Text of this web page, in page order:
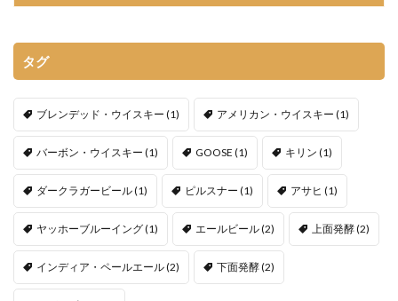
タグ
ブレンデッド・ウイスキー (1) アメリカン・ウイスキー (1)
バーボン・ウイスキー (1) GOOSE (1) キリン (1)
ダークラガービール(1) ピルスナー (1) アサヒ (1)
ヤッホーブルーイング(1) エールビール(2) 上面発酵(2)
インディア・ペールエール(2) 下面発酵(2)